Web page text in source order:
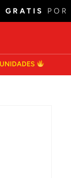
GRATIS